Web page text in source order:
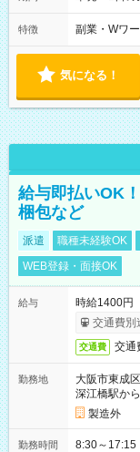
特徴 副業・Wワ
気になる！
給与即払いOK
梱包など
派遣 職種未経験OK
WEB登録・面接OK
給与
時給1400円
交通費別
交通費 交通
勤務地
大阪市東成区
深江橋駅か
製造外
勤務時間